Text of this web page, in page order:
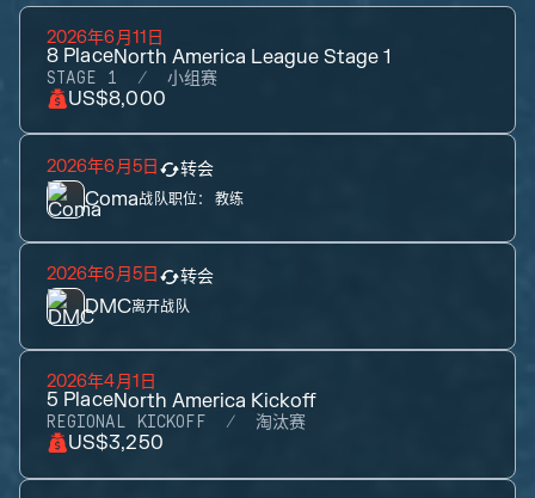
2026年6月11日
8 PlaceNorth America League Stage 1
STAGE 1 小组赛
US$8,000
2026年6月5日 转会
Coma战队职位： 教练
2026年6月5日 转会
DMC离开战队
2026年4月1日
5 PlaceNorth America Kickoff
REGIONAL KICKOFF 淘汰赛
US$3,250